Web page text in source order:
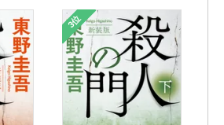
3位